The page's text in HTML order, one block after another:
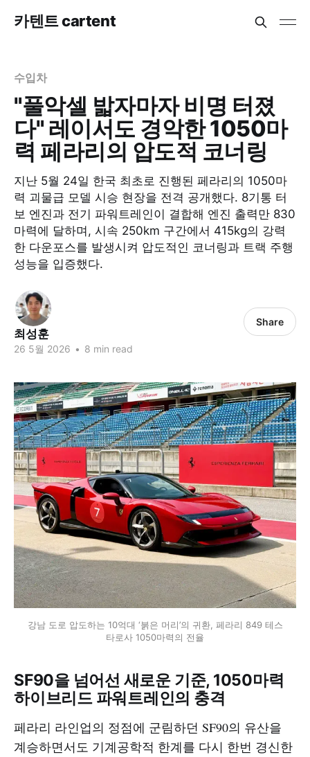
카텐트 cartent
수입차
"풀악셀 밟자마자 비명 터졌
다" 레이서도 경악한 1050마
력 페라리의 압도적 코너링
지난 5월 24일 한국 최초로 진행된 페라리의 1050마
력 괴물급 모델 시승 현장을 전격 공개했다. 8기통 터
보 엔진과 전기 파워트레인이 결합해 엔진 출력만 830
마력에 달하며, 시속 250km 구간에서 415kg의 강력
한 다운포스를 발생시켜 압도적인 코너링과 트랙 주행
성능을 입증했다.
최성훈
26 5월 2026 • 8 min read
Share
강남 도로 압도하는 10억대 ‘붉은 머리’의 귀환, 페라리 849 테스
타로사 1050마력의 전율
SF90을 넘어선 새로운 기준, 1050마력
하이브리드 파워트레인의 충격
페라리 라인업의 정점에 군림하던 SF90의 유산을
계승하면서도 기계공학적 한계를 다시 한번 경신한